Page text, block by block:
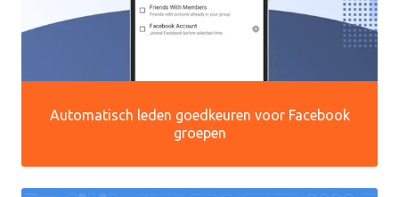
Automatisch leden goedkeuren voor Facebook
groepen